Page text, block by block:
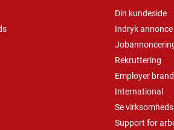
Din kundeside
Indryk annonce
Rekruttering
Employer
International
Se
Support for